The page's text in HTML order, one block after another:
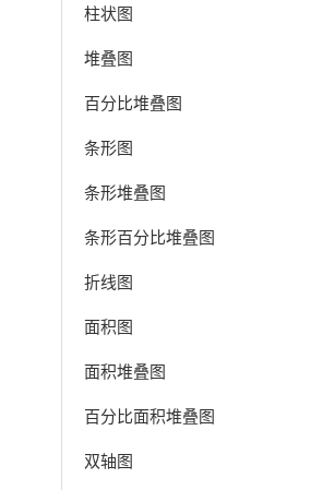
柱状图
堆叠图
百分比堆叠图
条形图
条形堆叠图
条形百分比堆叠图
折线图
面积图
面积堆叠图
百分比面积堆叠图
双轴图